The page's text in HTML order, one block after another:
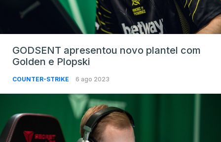
GODSENT apresentou novo plantel com
Golden e Plopski
COUNTER-STRIKE 6 ago 2023